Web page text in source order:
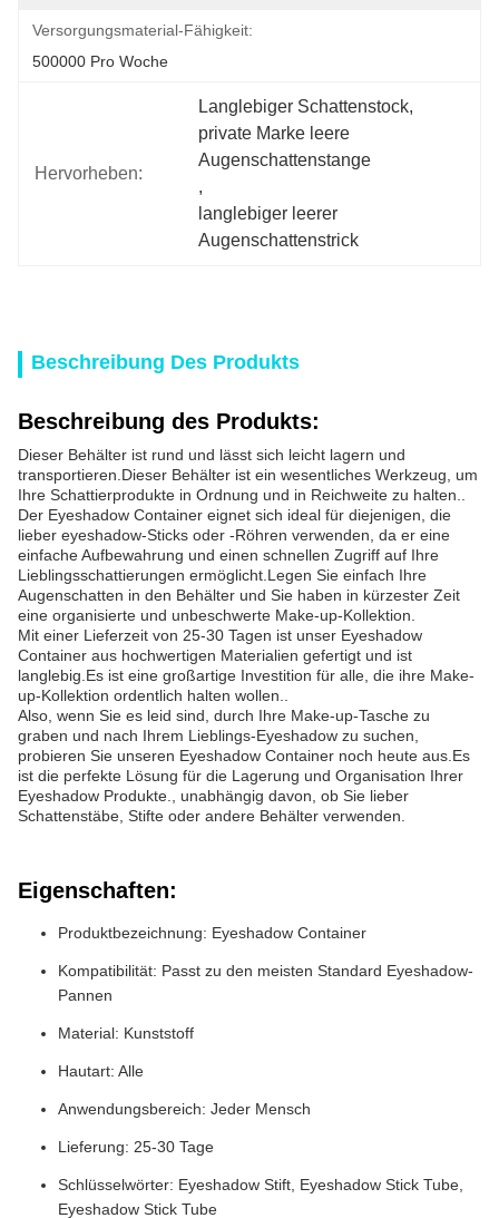
Versorgungsmaterial-Fähigkeit:
500000 Pro Woche
Hervorheben:
Langlebiger Schattenstock,
private Marke leere
Augenschattenstange
,
langlebiger leerer
Augenschattenstrick
Beschreibung Des Produkts
Beschreibung des Produkts:
Dieser Behälter ist rund und lässt sich leicht lagern und
transportieren.Dieser Behälter ist ein wesentliches Werkzeug, um
Ihre Schattierprodukte in Ordnung und in Reichweite zu halten..
Der Eyeshadow Container eignet sich ideal für diejenigen, die
lieber eyeshadow-Sticks oder -Röhren verwenden, da er eine
einfache Aufbewahrung und einen schnellen Zugriff auf Ihre
Lieblingsschattierungen ermöglicht.Legen Sie einfach Ihre
Augenschatten in den Behälter und Sie haben in kürzester Zeit
eine organisierte und unbeschwerte Make-up-Kollektion.
Mit einer Lieferzeit von 25-30 Tagen ist unser Eyeshadow
Container aus hochwertigen Materialien gefertigt und ist
langlebig.Es ist eine großartige Investition für alle, die ihre Make-
up-Kollektion ordentlich halten wollen..
Also, wenn Sie es leid sind, durch Ihre Make-up-Tasche zu
graben und nach Ihrem Lieblings-Eyeshadow zu suchen,
probieren Sie unseren Eyeshadow Container noch heute aus.Es
ist die perfekte Lösung für die Lagerung und Organisation Ihrer
Eyeshadow Produkte., unabhängig davon, ob Sie lieber
Schattenstäbe, Stifte oder andere Behälter verwenden.
Eigenschaften:
Produktbezeichnung: Eyeshadow Container
Kompatibilität: Passt zu den meisten Standard Eyeshadow-
Pannen
Material: Kunststoff
Hautart: Alle
Anwendungsbereich: Jeder Mensch
Lieferung: 25-30 Tage
Schlüsselwörter: Eyeshadow Stift, Eyeshadow Stick Tube,
Eyeshadow Stick Tube